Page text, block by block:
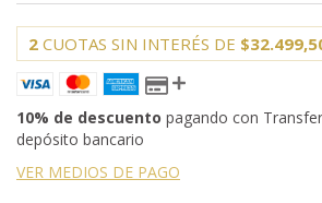
2 CUOTAS SIN INTERÉS DE
10% de descuento pagando con
depósito bancario
VER MEDIOS DE PAGO